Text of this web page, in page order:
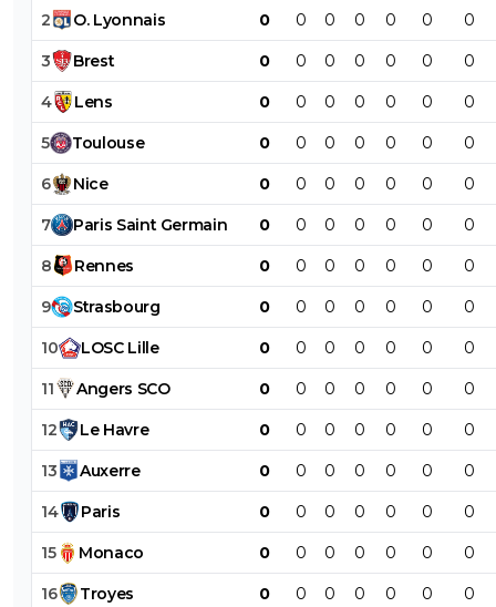
2 O. Lyonnais 0 0 0 0 0 0 0
3 Brest 0 0 0 0 0 0 0
4 Lens 0 0 0 0 0 0 0
5 Toulouse 0 0 0 0 0 0 0
6 Nice 0 0 0 0 0 0 0
7 Paris Saint Germain 0 0 0 0 0 0 0
8 Rennes 0 0 0 0 0 0 0
9 Strasbourg 0 0 0 0 0 0 0
10 LOSC Lille 0 0 0 0 0 0 0
11 Angers SCO 0 0 0 0 0 0 0
12 Le Havre 0 0 0 0 0 0 0
13 Auxerre 0 0 0 0 0 0 0
14 Paris 0 0 0 0 0 0 0
15 Monaco 0 0 0 0 0 0 0
16 Troyes 0 0 0 0 0 0 0